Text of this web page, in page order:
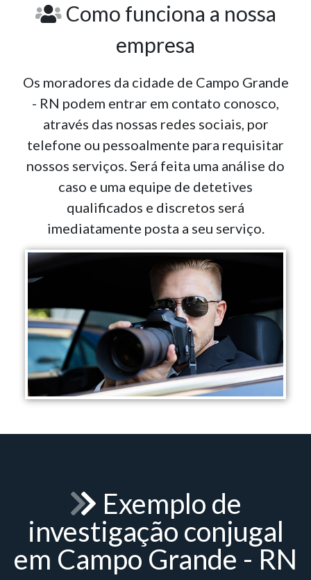
Como funciona a nossa
empresa
Os moradores da cidade de Campo Grande
- RN podem entrar em contato conosco,
através das nossas redes sociais, por
telefone ou pessoalmente para requisitar
nossos serviços. Será feita uma análise do
caso e uma equipe de detetives
qualificados e discretos será
imediatamente posta a seu serviço.
Exemplo de
investigação conjugal
em Campo Grande - RN